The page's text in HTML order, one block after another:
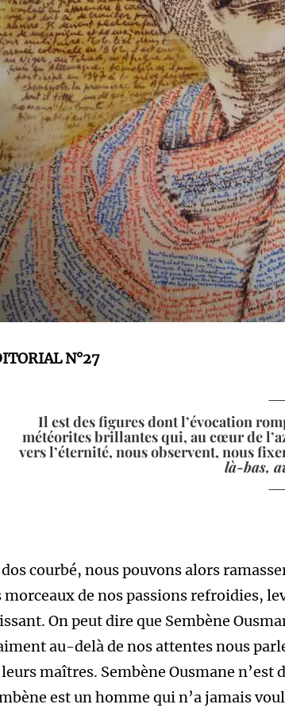
N°27
Il est des figures dont l’évocation
météorites brillantes qui, au cœur de
vers l’éternité, nous observent, nous
là-bas,
courbé, nous pouvons alors
morceaux de nos passions refroidies,
On peut dire que Sembène
au-delà de nos attentes nous
maîtres. Sembène Ousmane n’est
est un homme qui n’a jamais